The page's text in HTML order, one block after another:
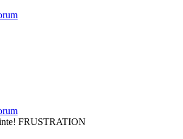
FRUSTRATION